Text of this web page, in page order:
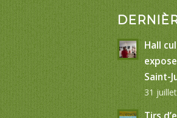
Hall
Saint-
31
Tirs